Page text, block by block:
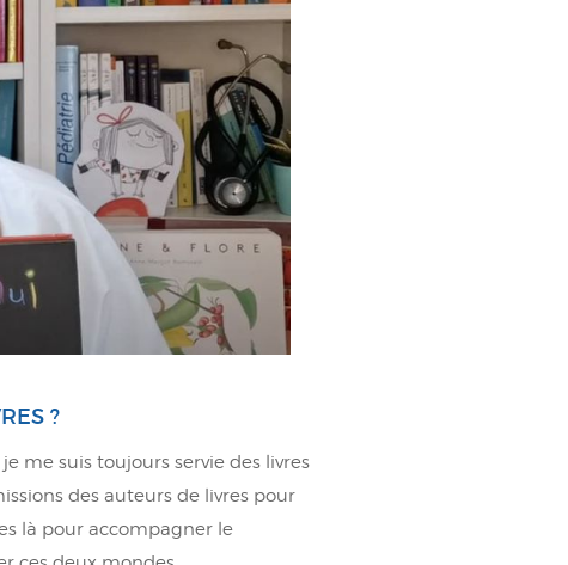
?
me suis toujours servie des livres
des auteurs de livres pour
là pour accompagner le